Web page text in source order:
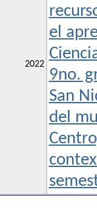
2022
el
9no.
San
del